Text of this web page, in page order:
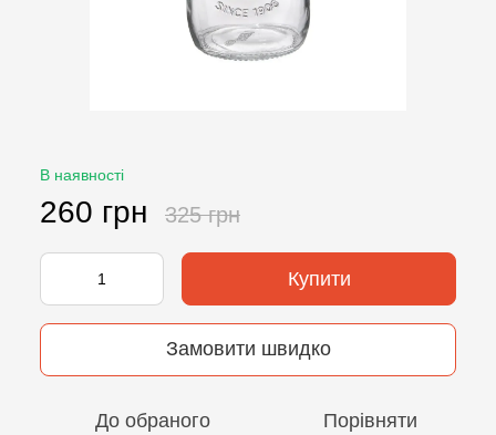
В наявності
260 грн 325 грн
Купити
Замовити швидко
До обраного Порівняти